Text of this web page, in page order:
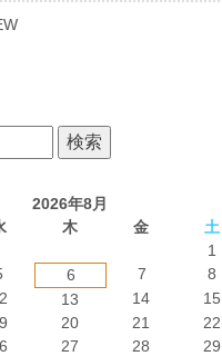
2026年8月
木 金 土
1
6 7 8
13 14 15
20 21 22
27 28 29